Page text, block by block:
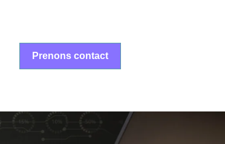
Prenons contact